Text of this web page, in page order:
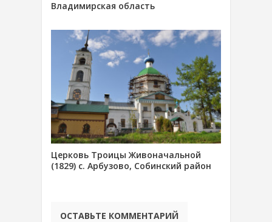
Владимирская область
Церковь Троицы Живоначальной
(1829) с. Арбузово, Собинский район
ОСТАВЬТЕ КОММЕНТАРИЙ